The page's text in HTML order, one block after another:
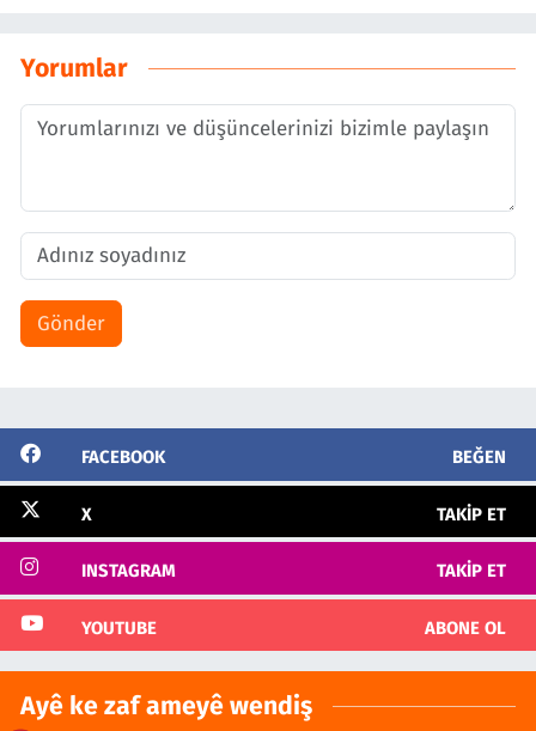
Yorumlar
Gönder
FACEBOOK BEĞEN
X TAKIP ET
INSTAGRAM TAKIP ET
YOUTUBE ABONE OL
Ayê ke zaf ameyê wendiş